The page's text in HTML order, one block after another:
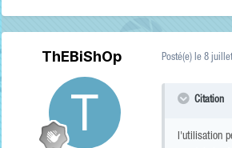
ThEBiShOp Posté(e) le 8
Citation
l'utilisation